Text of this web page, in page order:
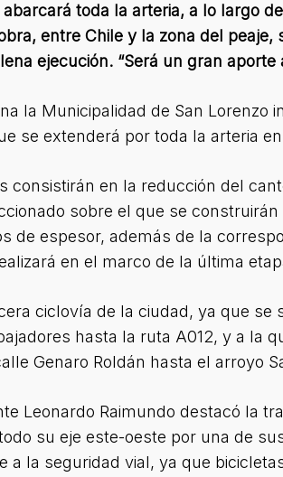
abarcará toda la arteria, a lo largo
entre Chile y la zona del
ejecución. “Será un gran
la Municipalidad de San
se extenderá por toda la arteria
consistirán en la reducción del
sobre el que se
de espesor, además de la
en el marco de la última
ciclovía de la ciudad, ya que se
hasta la ruta A012, y a la
Genaro Roldán hasta el arroyo
Leonardo Raimundo destacó la
su eje este-oeste por una de
a la seguridad vial, ya que